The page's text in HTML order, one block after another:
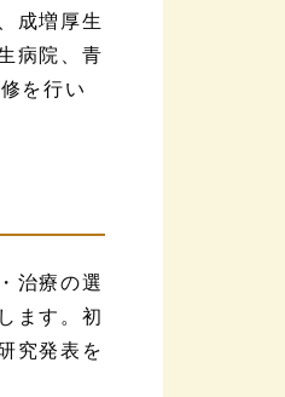
成増厚生
病院、青
を行い
治療の選
ます。初
究発表を